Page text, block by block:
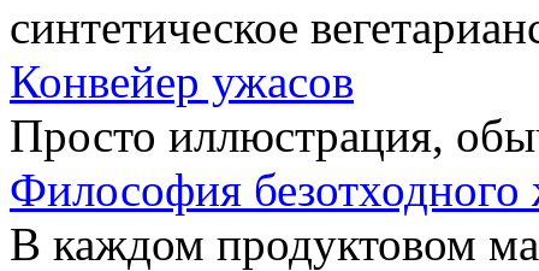
синтетическое
Конвейер ужасов
Просто иллюстрация,
Философия безотходного
В каждом продуктовом